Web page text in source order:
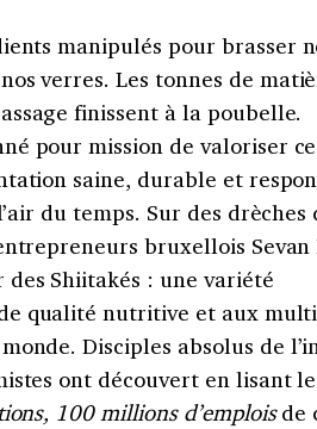
manipulés pour brasser
verres. Les tonnes de
finissent à la poubelle.
pour mission de valoriser
saine, durable et
du temps. Sur des drèches
bruxellois
Shiitakés : une variété
qualité nutritive et aux
Disciples absolus de
ont découvert en lisant
100 millions d’emploisde